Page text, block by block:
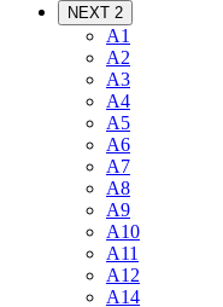
NEXT 2
A1
A2
A3
A4
A5
A6
A7
A8
A9
A10
A11
A12
A14